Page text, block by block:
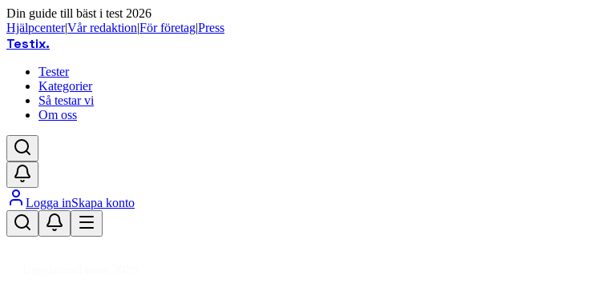
Din guide till bäst i test 2026
Hjälpcenter|Vår redaktion|För företag|Press
Testix.
Tester
Kategorier
Så testar vi
Om oss
Logga inSkapa konto